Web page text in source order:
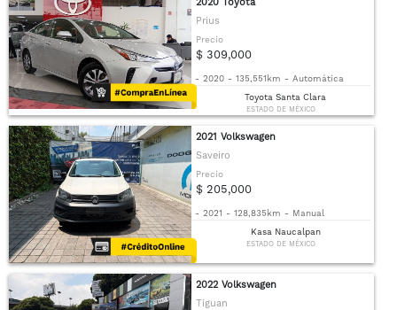
Prius
Precio
$ 309,000
- 2020 - 135,551km - Automática
Toyota Santa Clara
ESTADO DE MÉXICO
2021 Volkswagen
Saveiro
Precio
$ 205,000
- 2021 - 128,835km - Manual
Kasa Naucalpan
ESTADO DE MÉXICO
2022 Volkswagen
Tiguan